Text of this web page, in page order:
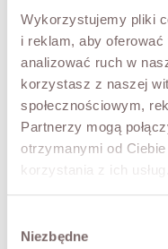
Wykorzystujemy pliki
i reklam, aby oferować
analizować ruch w
korzystasz z naszej
społecznościowym,
Partnerzy mogą
otrzymanymi od
korzystania z ich usług.
zgody
Niezbędne